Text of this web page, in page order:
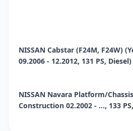
NISSAN Cabstar (F24M, F24W)
09.2006 - 12.2012, 131 PS, Diesel)
NISSAN Navara Platform/
Construction 02.2002 - ..., 133